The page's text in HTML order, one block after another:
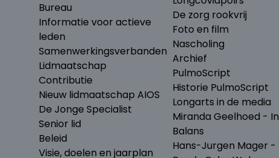
Bureau
Informatie voor actieve
leden
Samenwerkingsverbanden
Lidmaatschap
Contributie
Nieuw lidmaatschap AIOS
De Jonge Specialist
Senior lid
Beleid
Visie, doelen en jaarplan
De zorg rookvrij
Foto en film
Nascholing
Archief
PulmoScript
Historie PulmoScript
Longarts in de media
Miranda Geelhoed - In
Balans
Hans-Jurgen Mager -